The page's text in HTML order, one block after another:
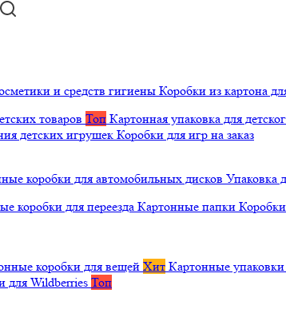
и средств гигиены Коробки из картона
товаров Топ Картонная упаковка для
детских игрушек Коробки для игр на заказ
коробки для автомобильных дисков Упаковка
коробки для переезда Картонные папки
коробки для вещей Хит Картонные
для Wildberries Топ